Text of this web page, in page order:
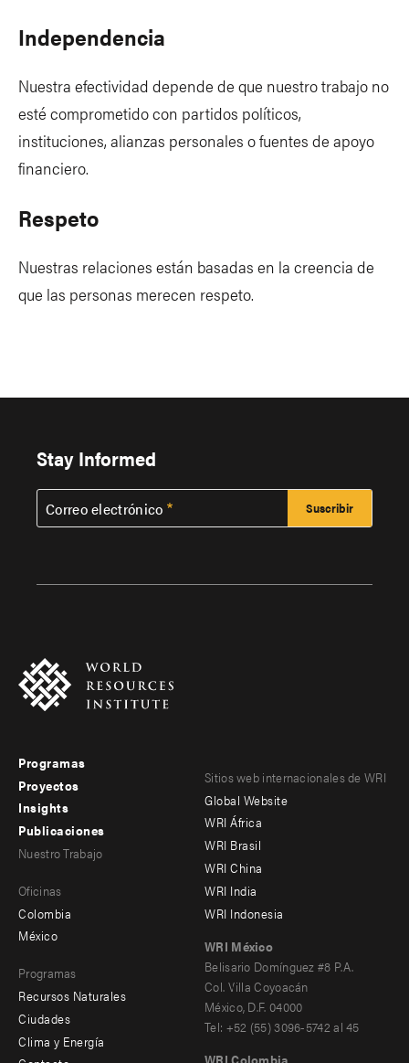
Independencia
Nuestra efectividad depende de que nuestro trabajo no
esté comprometido con partidos políticos,
instituciones, alianzas personales o fuentes de apoyo
financiero.
Respeto
Nuestras relaciones están basadas en la creencia de
que las personas merecen respeto.
Stay Informed
Correo electrónico
Footer
menu
-
Programas
Proyectos
Insights
Publicaciones
menu
-
Nuestro Trabajo
Oficinas
Colombia
México
Programas
Recursos Naturales
Ciudades
Clima y Energía
Footer
menu
-
Offices
Sitios web internacionales de WRI
Global Website
WRI África
WRI Brasil
WRI China
WRI India
WRI Indonesia
WRI México
Belisario Domínguez #8 P.A.
Col. Villa Coyoacán
México, D.F. 04000
Tel: +52 (55) 3096-5742 al 45
WRI Colombia